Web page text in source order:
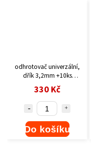
+10ks
pila ocaska,
EXTOL
Do